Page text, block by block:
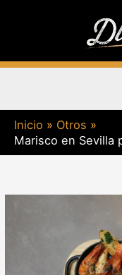
Inicio
Otros
Marisco en Sevilla